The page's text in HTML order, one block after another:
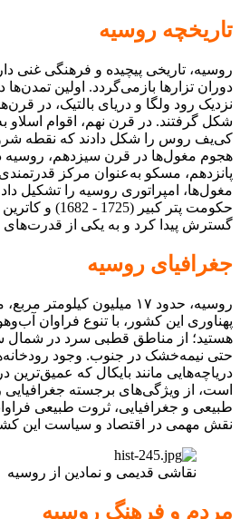
تاریخچه روسیه
روسیه، تاریخی پیچیده و فرهنگی غنی
دوران تزارها بازمی‌گردد. اولین
نزدیک رود ولگا و دریای بالتیک، در
شکل گرفتند. در قرن نهم، اقوام
کی‌یف روس را شکل دادند که نقطه
هجوم مغول‌ها در قرن سیزدهم، روسیه
پانزدهم، مسکو به‌عنوان مرکز
مغول‌ها، امپراتوری روسیه را تشکیل
گسترش پیدا کرد و به یکی از قدرت‌های
جغرافیای روسیه
روسیه، حدود ۱۷ میلیون
پهناوری این کشور، با تنوع فراوان
هستید؛ از مناطق قطبی سرد در شمال
حتی نیمه‌خشک در جنوب. وجود
دریاچه‌هایی مانند بایکال که
است، از ویژگی‌های برجسته جغرافیایی
طبیعی و جغرافیایی، ثروت طبیعی
نقش مهمی در اقتصاد و سیاست این
نقاشی قدیمی و نمادین از روسیه
مردم و فرهنگ روسیه